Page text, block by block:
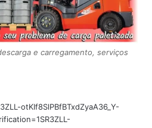
e carregamento, serviços
otKIf8SlPBfBTxdZyaA36_Y-